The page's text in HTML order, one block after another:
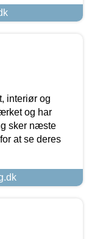
interiør og
og har
sker næste
at se deres